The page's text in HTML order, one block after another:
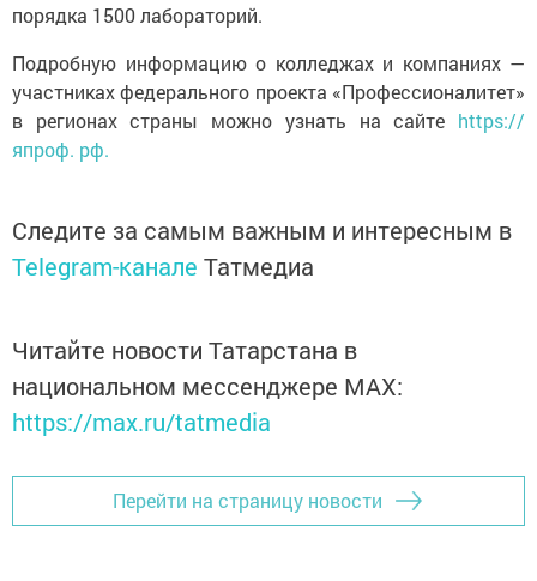
порядка 1500 лабораторий.
Подробную информацию о колледжах и компаниях —
участниках федерального проекта «Профессионалитет»
в регионах страны можно узнать на сайте https://
япроф. рф.
Следите за самым важным и интересным в
Telegram-канале Татмедиа
Читайте новости Татарстана в
национальном мессенджере MАХ:
https://max.ru/tatmedia
Перейти на страницу новости